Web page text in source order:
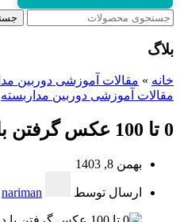
بلاگ
خانه » مقالات آموزشی دوربین
مقالات آموزشی دوربین مداربسته
0 تا 100 عکس گرفتن با دوربین مداربسته (عکسبرداری از چهره با دوربین مداربسته)
بهمن 8, 1403
ارسال توسط nariman